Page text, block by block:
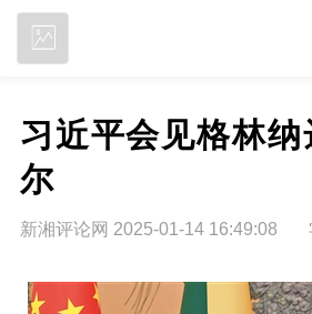
习近平会见格林纳
尔
新湘评论网 2025-01-14 16:49:08